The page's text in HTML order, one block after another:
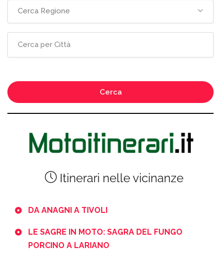
Cerca Regione
Cerca
Itinerari nelle vicinanze
DA ANAGNI A TIVOLI
LE SAGRE IN MOTO: SAGRA DEL FUNGO
PORCINO A LARIANO